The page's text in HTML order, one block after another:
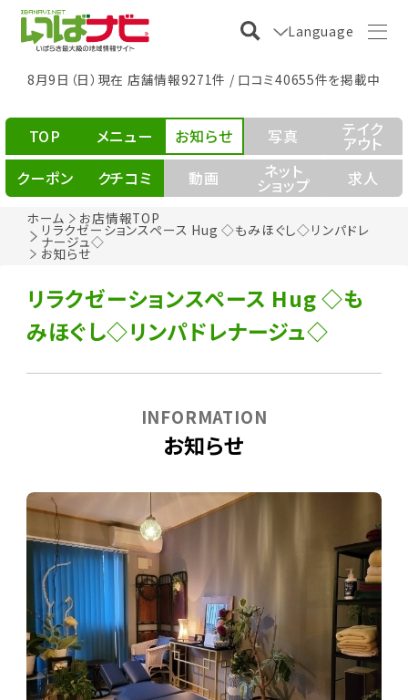
Language
8月9日（日）現在 店舗情報9271件 / 口コミ40655件を掲載中
ホーム お店情報TOP
リラクゼーションスペース Hug ◇もみほぐし◇リンパドレ
ナージュ◇
お知らせ
TOP メニュー お知らせ 写真 テイク
アウト
クーポン
クチコミ 動画 ネット
ショップ 求人
リラクゼーションスペース Hug ◇も
みほぐし◇リンパドレナージュ◇
お知らせ
INFORMATION